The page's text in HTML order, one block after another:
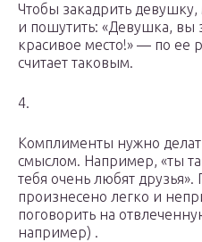
Чтобы закадрить
и пошутить: «Девушка, вы
красивое место!» — по ее
считает таковым.
4.
Комплименты нужно
смыслом. Например, «ты
тебя очень любят друзья».
произнесено легко и
поговорить на
например) .